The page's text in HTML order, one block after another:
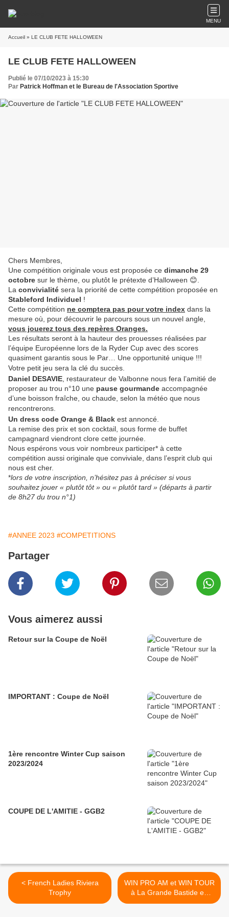
MENU
Accueil » LE CLUB FETE HALLOWEEN
LE CLUB FETE HALLOWEEN
Publié le 07/10/2023 à 15:30
Par Patrick Hoffman et le Bureau de l'Association Sportive
Chers Membres,
Une compétition originale vous est proposée ce dimanche 29
octobre sur le thème, ou plutôt le prétexte d’Halloween 😊.
La convivialité sera la priorité de cette compétition proposée en
Stableford Individuel !
Cette compétition ne comptera pas pour votre index dans la
mesure où, pour découvrir le parcours sous un nouvel angle,
vous jouerez tous des repères Oranges.
Les résultats seront à la hauteur des prouesses réalisées par
l’équipe Européenne lors de la Ryder Cup avec des scores
quasiment garantis sous le Par… Une opportunité unique !!!
Votre petit jeu sera la clé du succès.
Daniel DESAVIE , restaurateur de Valbonne nous fera l’amitié de
proposer au trou n°10 une pause gourmande accompagnée
d’une boisson fraîche, ou chaude, selon la météo que nous
rencontrerons.
Un dress code Orange & Black est annoncé.
La remise des prix et son cocktail, sous forme de buffet
campagnard viendront clore cette journée.
Nous espérons vous voir nombreux participer* à cette
compétition aussi originale que conviviale, dans l’esprit club qui
nous est cher.
*lors de votre inscription, n’hésitez pas à préciser si vous
souhaitez jouer « plutôt tôt » ou « plutôt tard » (départs à partir
de 8h27 du trou n°1)
#ANNEE 2023 #COMPETITIONS
Partager
Vous aimerez aussi
Retour sur la Coupe de Noël
IMPORTANT : Coupe de Noël
1ère rencontre Winter Cup saison
2023/2024
COUPE DE L'AMITIE - GGB2
< French Ladies Riviera
Trophy
WIN PRO AM et WIN TOUR
à La Grande Bastide en
Octobre >